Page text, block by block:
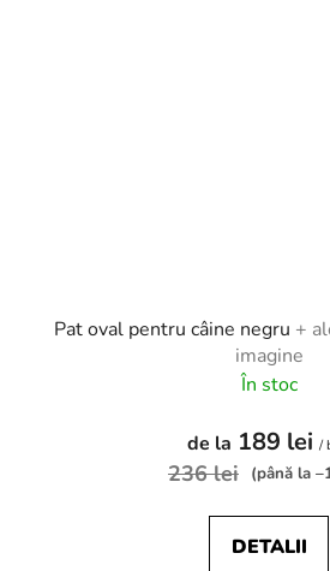
Pat oval pentru câine negru +
imagine
În stoc
de la 189 lei /
236 lei (până la
DETALII